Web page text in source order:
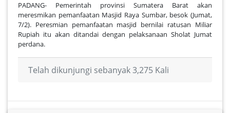
PADANG- Pemerintah provinsi Sumatera Barat akan
meresmikan pemanfaatan Masjid Raya Sumbar, besok (Jumat,
7/2). Peresmian pemanfaatan masjid bernilai ratusan Miliar
Rupiah itu akan ditandai dengan pelaksanaan Sholat Jumat
perdana.
Telah dikunjungi sebanyak 3,275 Kali